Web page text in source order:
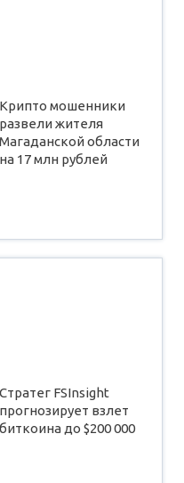
Крипто мошенники
развели жителя
Магаданской области
на 17 млн рублей
Стратег FSInsight
прогнозирует взлет
биткоина до $200 000